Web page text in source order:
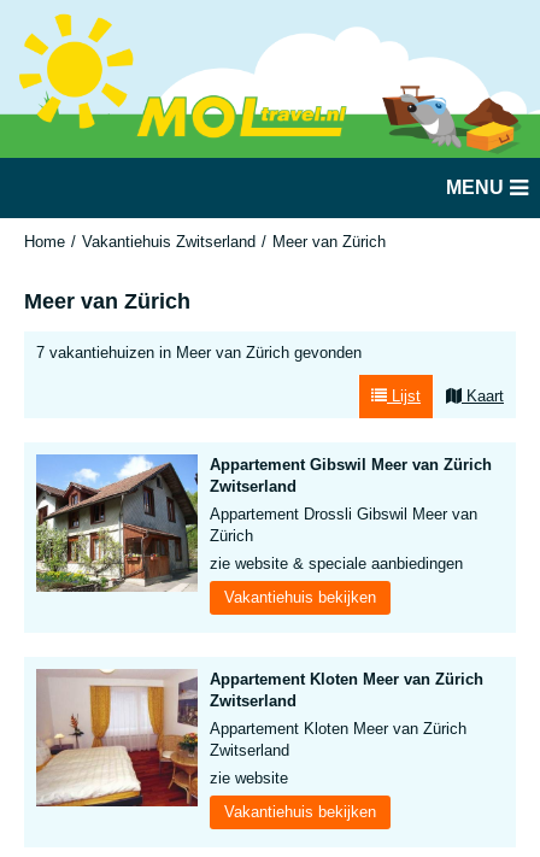
MENU
Home Vakantiehuis Zwitserland Meer van Zürich
Meer van Zürich
7 vakantiehuizen in Meer van Zürich gevonden
Lijst Kaart
Appartement Gibswil Meer van Zürich
Zwitserland
Appartement Drossli Gibswil Meer van
Zürich
zie website & speciale aanbiedingen
Vakantiehuis bekijken
Appartement Kloten Meer van Zürich
Zwitserland
Appartement Kloten Meer van Zürich
Zwitserland
zie website
Vakantiehuis bekijken